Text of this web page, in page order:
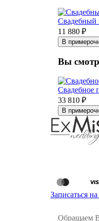
Свадебный
11 880 ₽
В
Вы
Свадебное
33 810 ₽
В
Записаться
Обращаем